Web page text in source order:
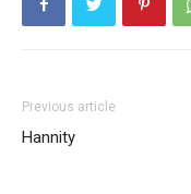
Previous article
Hannity